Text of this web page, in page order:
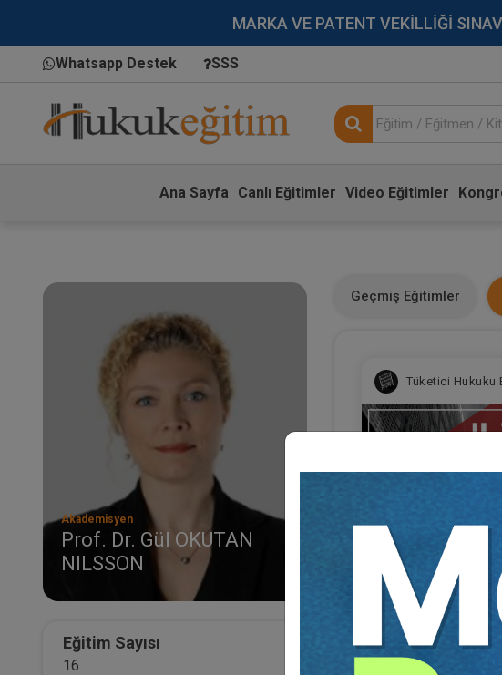
MARKA VE PATENT VEKİLLİĞİ
Whatsapp Destek SSS
Ana Sayfa Canlı Eğitimler Video Eğitimler
Akademisyen
Prof. Dr. Gül OKUTAN
NILSSON
Eğitim Sayısı
16
Geçmiş Eğitimler
Tüketici Hukuku
II. Ticaret Hukuku
Oturumları Video
Oturum)
2160
TL